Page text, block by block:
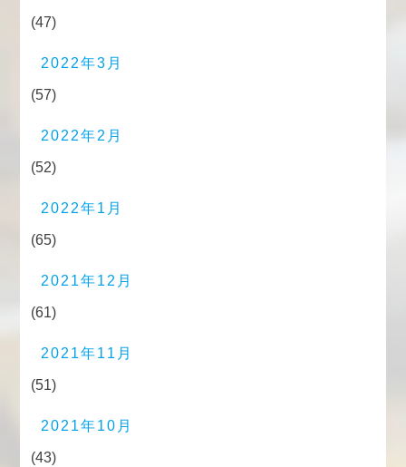
(47)
2022年3月
(57)
2022年2月
(52)
2022年1月
(65)
2021年12月
(61)
2021年11月
(51)
2021年10月
(43)